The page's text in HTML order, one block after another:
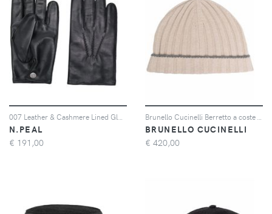
007 Leather & Cashmere Lined Gloves
N.PEAL
€ 191,00
Brunello Cucinelli Berretto a coste - Toni neutri
BRUNELLO CUCINELLI
€ 420,00